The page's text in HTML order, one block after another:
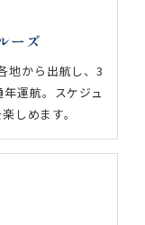
ーズ
地から出航し、3
運航。スケジュ
しめます。